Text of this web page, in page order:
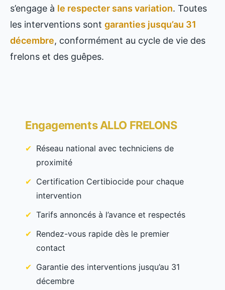
s’engage à le respecter sans variation. Toutes
les interventions sont garanties jusqu’au 31
décembre, conformément au cycle de vie des
frelons et des guêpes.
Engagements ALLO FRELONS
Réseau national avec techniciens de
proximité
Certification Certibiocide pour chaque
intervention
Tarifs annoncés à l’avance et respectés
Rendez-vous rapide dès le premier
contact
Garantie des interventions jusqu’au 31
décembre